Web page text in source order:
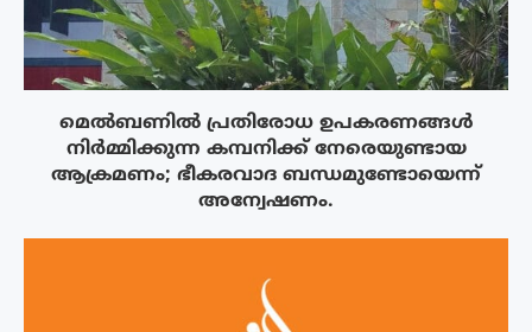
മെൽബണിൽ പ്രതിരോധ ഉപകരണങ്ങൾ
നിർമ്മിക്കുന്ന കമ്പനിക്ക് നേരെയുണ്ടായ
ആക്രമണം; ഭീകരവാദ ബന്ധമുണ്ടോയെന്ന്
അന്വേഷണം.